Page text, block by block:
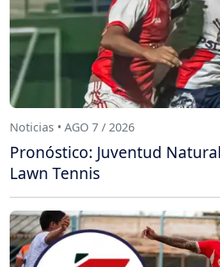
Noticias • AGO 7 / 2026
Pronóstico: Juventud
Lawn Tennis